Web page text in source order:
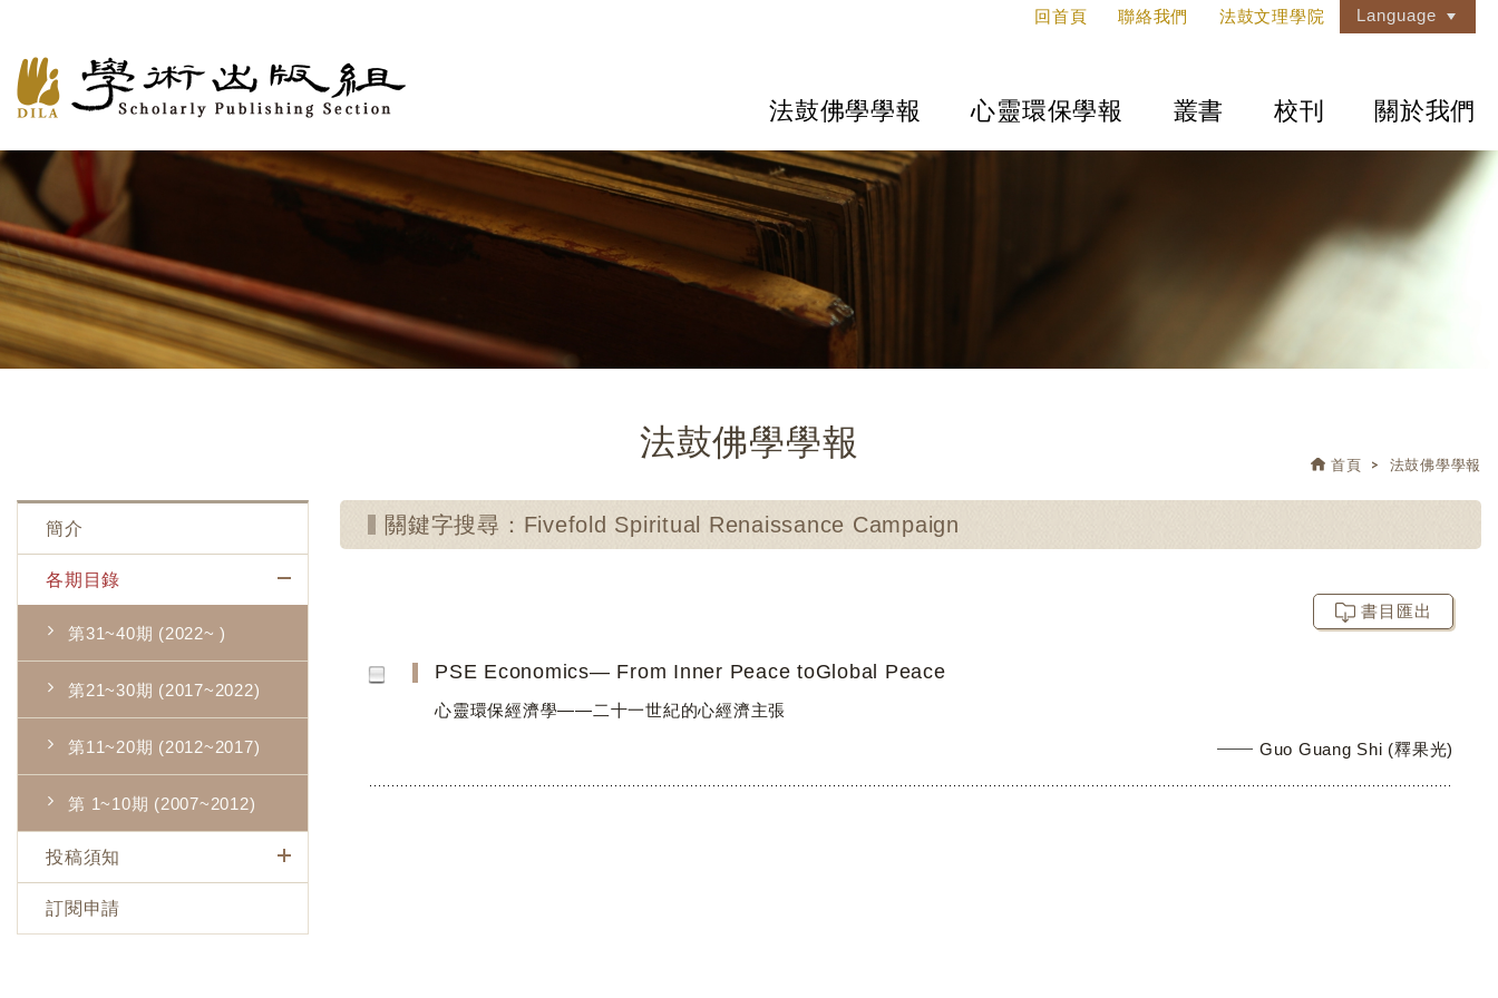
回首頁 聯絡我們 法鼓文理學院 Language
法鼓佛學學報 心靈環保學報 叢書 校刊 關於我們
法鼓佛學學報
首頁 法鼓佛學學報
簡介
各期目錄
第31~40期 (2022~ )
第21~30期 (2017~2022)
第11~20期 (2012~2017)
第 1~10期 (2007~2012)
投稿須知
訂閱申請
關鍵字搜尋：Fivefold Spiritual Renaissance Campaign
書目匯出
PSE Economics― From Inner Peace toGlobal Peace
心靈環保經濟學——二十一世紀的心經濟主張
Guo Guang Shi (釋果光)